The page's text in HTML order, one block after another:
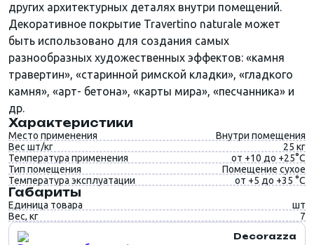
других архитектурных деталях внутри помещений.
Декоративное покрытие Travertino naturale может
быть использовано для создания самых
разнообразных художественных эффектов: «камня
травертин», «старинной римской кладки», «гладкого
камня», «арт- бетона», «карты мира», «песчанника» и
др.
Характеристики
Место применения
Внутри помещения
Вес шт/кг
25 кг
Температура применения
от +10 до +25°C
Тип помещения
Помещение сухое
Температура эксплуатации
от +5 до +35 °С
Габариты
Единица товара
шт
Вес, кг
7
Decorazza